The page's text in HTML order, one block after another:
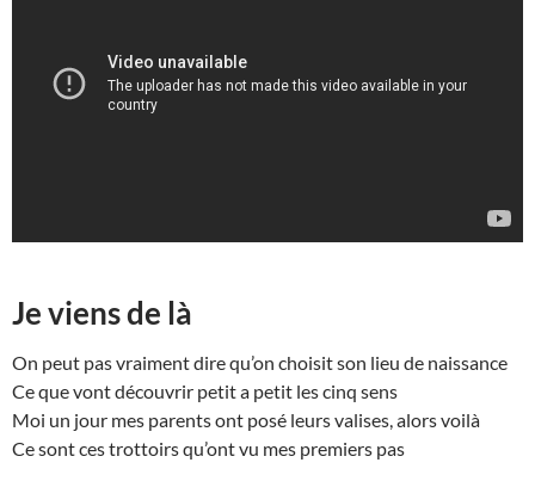
Je viens de là
On peut pas vraiment dire qu’on choisit son lieu de naissance
Ce que vont découvrir petit a petit les cinq sens
Moi un jour mes parents ont posé leurs valises, alors voilà
Ce sont ces trottoirs qu’ont vu mes premiers pas